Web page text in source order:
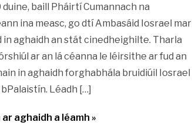
duine, baill Pháirtí Cumannach na
ina measc, go dtí Ambasáid Iosrael mar
in aghaidh an stát cinedheighilte. Tharla
ar an lá céanna le léirsithe ar fud an
in aghaidh forghabhála bruidiúil Iosrael
Léadh […]
ar aghaidh a léamh »